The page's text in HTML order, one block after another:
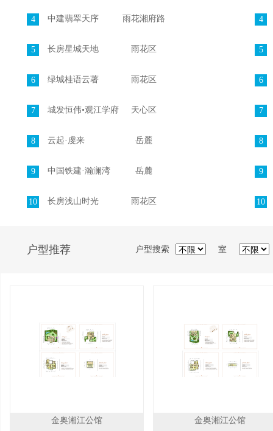
4 中建翡翠天序 雨花湘府路
5 长房星城天地 雨花区
6 绿城桂语云著 雨花区
7 城发恒伟•观江学府 天心区
8 云起·虔来 岳麓
9 中国铁建·瀚澜湾 岳麓
10 长房浅山时光 雨花区
4
5
6
7
8
9
10
户型推荐 户型搜索 室
金奥湘江公馆
金奥湘江公馆